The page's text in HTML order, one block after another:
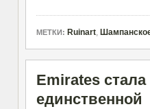
МЕТКИ: Ruinart,
Emirates стала
единственной